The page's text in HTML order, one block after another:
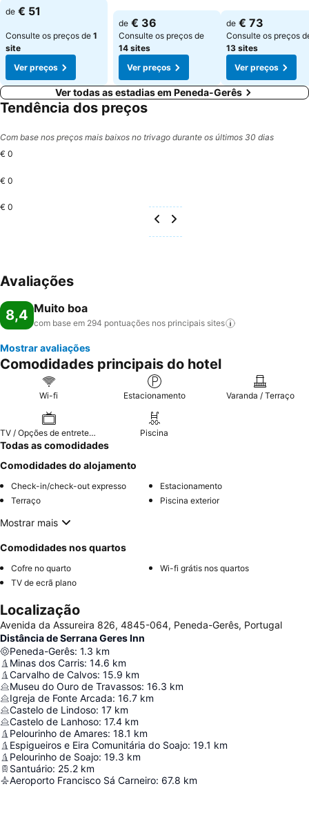
Ver preços
de € 51
Consulte os preços de 1
site
Ver preços
Ver preços
de € 36
Consulte os preços de
14 sites
Ver preços
Ver preços
de € 73
Consulte os preços
13 sites
Ver preços
Ver todas as estadias em Peneda-Gerês
Tendência dos preços
Com base nos preços mais baixos no trivago durante os últimos 30 dias
€ 0
€ 0
€ 0
Avaliações
8,4 Muito boa
com base em 294 pontuações nos principais sites
Mostrar avaliações
Comodidades principais do hotel
Wi-fi Estacionamento Varanda / Terraço
TV / Opções de entretenimento Piscina
Todas as comodidades
Comodidades do alojamento
Check-in/check-out expresso
Estacionamento
Terraço
Piscina exterior
Mostrar mais
Comodidades nos quartos
Cofre no quarto
Wi-fi grátis nos quartos
TV de ecrã plano
Localização
Avenida da Assureira 826, 4845-064, Peneda-Gerês, Portugal
Distância de Serrana Geres Inn
Peneda-Gerês: 1.3 km
Minas dos Carris: 14.6 km
Carvalho de Calvos: 15.9 km
Museu do Ouro de Travassos: 16.3 km
Igreja de Fonte Arcada: 16.7 km
Castelo de Lindoso: 17 km
Castelo de Lanhoso: 17.4 km
Pelourinho de Amares: 18.1 km
Espigueiros e Eira Comunitária do Soajo: 19.1 km
Pelourinho de Soajo: 19.3 km
Santuário: 25.2 km
Aeroporto Francisco Sá Carneiro: 67.8 km